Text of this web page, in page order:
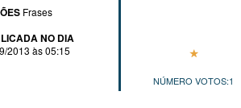
Frases
NO DIA
2013 às 05:15
NÚMERO VOTOS:1